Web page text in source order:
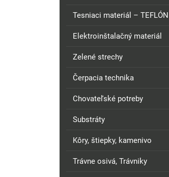
Tesniaci materiál – TEFLÓN
Elektroinštalačný materiál
Zelené strechy
Čerpacia technika
Chovateľské potreby
Substráty
Kôry, štiepky, kamenivo
Trávne osivá, Trávniky